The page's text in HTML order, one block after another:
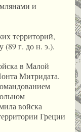
и
территорий,
(89 г. до н. э.).
в Малой
Митридата.
войска
Греции